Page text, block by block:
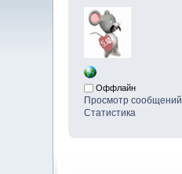
Оффлайн
Просмотр сообщений
Статистика